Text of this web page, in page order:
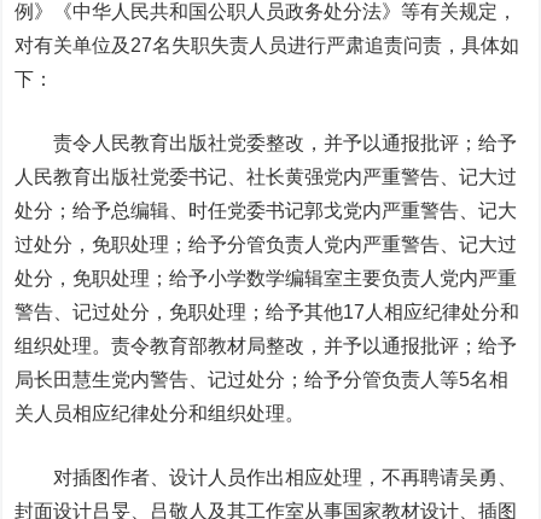
例》《中华人民共和国公职人员政务处分法》等有关规定，
对有关单位及27名失职失责人员进行严肃追责问责，具体如
下：
责令人民教育出版社党委整改，并予以通报批评；给予
人民教育出版社党委书记、社长黄强党内严重警告、记大过
处分；给予总编辑、时任党委书记郭戈党内严重警告、记大
过处分，免职处理；给予分管负责人党内严重警告、记大过
处分，免职处理；给予小学数学编辑室主要负责人党内严重
警告、记过处分，免职处理；给予其他17人相应纪律处分和
组织处理。责令教育部教材局整改，并予以通报批评；给予
局长田慧生党内警告、记过处分；给予分管负责人等5名相
关人员相应纪律处分和组织处理。
对插图作者、设计人员作出相应处理，不再聘请吴勇、
封面设计吕旻、吕敬人及其工作室从事国家教材设计、插图